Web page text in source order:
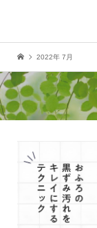
2022年 7月